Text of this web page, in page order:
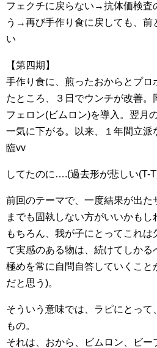
フェクチに戻らない→抗体価検査
う→再び手作り食に戻しても、前
い
【第四期】
手作り食に、煎ったおからとプロ
たところ、３日でウンチが改善。
フェロン(ビムロン)を導入。翌月
一気に下がる。以来、１年間立派
臨vv
してたのに….(過去形が悲しい(T-
前回のテーマで、一度結果が出た
までも固執しない方がいいかもし
もちろん、我が子にとってこれは
て実感のある物は、続けてしか
極めを常に自問自答していくこと
だと思う)。
そういう意味では、ラピにとって
もの。
それは、おから、ビムロン、ビー